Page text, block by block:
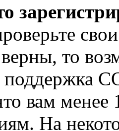
то
вам
На